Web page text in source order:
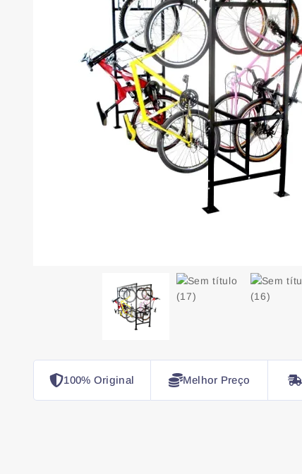
100% Original Melhor Preço